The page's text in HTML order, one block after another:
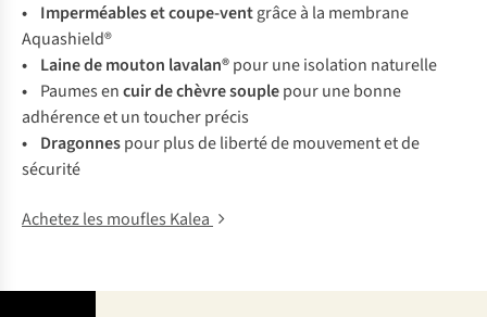
• Imperméables et coupe-ventgrâce à la membrane
Aquashield®
• Laine de mouton lavalan®pour une isolation naturelle
• Paumes encuir de chèvre souplepour une bonne
adhérence et un toucher précis
• Dragonnespour plus de liberté de mouvement et de
sécurité
Achetez les moufles Kalea